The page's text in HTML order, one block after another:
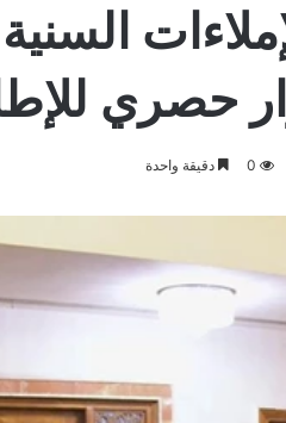
حصري
0 دقيقة واحدة